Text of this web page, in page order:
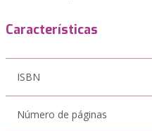
Características
ISBN
Número de páginas